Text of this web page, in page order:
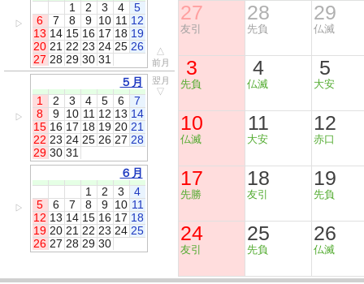
▷
1
2 3 4
5
6
7 8 9 10 11 12
13 14 15 16 17 18 19
20 21 22 23 24 25 26
27 28 29 30 31
△
前月
▷
５月
1
2 3 4 5 6
7
8
9 10 11 12 13 14
15 16 17 18 19 20 21
22 23 24 25 26 27 28
29 30 31
翌月
▽
▷
６月
1
2 3
4
5
6 7 8 9 10 11
12 13 14 15 16 17 18
19 20 21 22 23 24 25
26 27 28 29 30
27
友引
28
先負
29
仏滅
3
先負
4
仏滅
5
大安
10
仏滅
11
大安
12
赤口
17
先勝
18
友引
19
先負
24
友引
25
先負
26
仏滅